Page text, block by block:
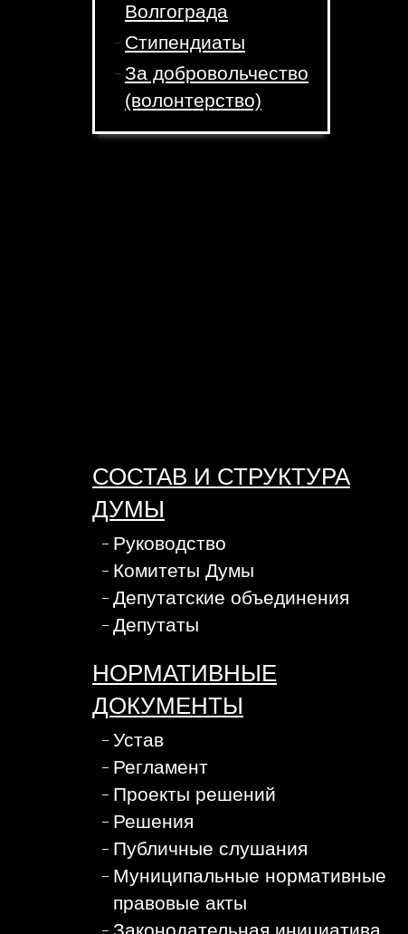
Волгограда
Стипендиаты
За добровольчество
(волонтерство)
СОСТАВ И СТРУКТУРА
ДУМЫ
Руководство
Комитеты Думы
Депутатские объединения
Депутаты
НОРМАТИВНЫЕ
ДОКУМЕНТЫ
Устав
Регламент
Проекты решений
Решения
Публичные слушания
Муниципальные нормативные
правовые акты